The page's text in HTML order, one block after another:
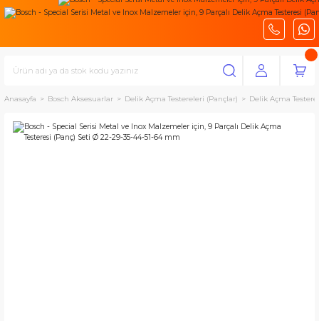
Anasayfa Bosch Aksesuarlar Delik Açma Testereleri (Pançlar) Delik Açma